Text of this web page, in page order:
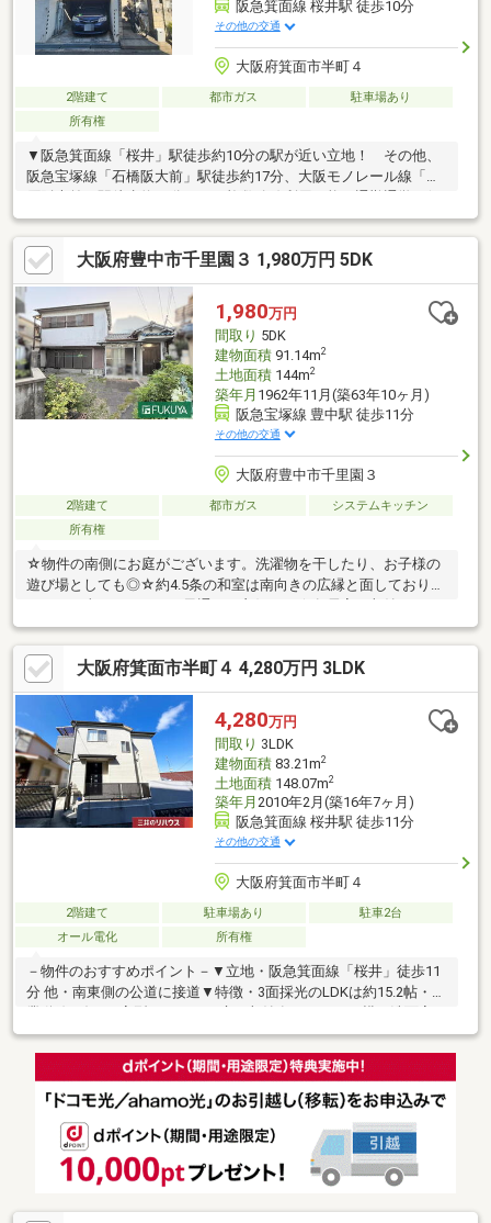
阪急箕面線 桜井駅 徒歩10分
その他の交通
大阪府箕面市半町４
2階建て 都市ガス
駐車場あり
所有権
▼阪急箕面線「桜井」駅徒歩約10分の駅が近い立地！ その他、
阪急宝塚線「石橋阪大前」駅徒歩約17分、大阪モノレール線「柴
利！▼周辺にスーパーやコンビニなど毎日使いやすいお買い物施
設が充実しております♪【周辺施設】・フレスコ桜井店：約240ｍ
（徒歩約3分）・阪急オアシス箕面店：約460ｍ（徒歩約6分）・
ファミリーマート箕面半町店：約370ｍ（徒歩約5分）・セブンイ
レブン豊中宮山町2丁目店：約600ｍ（徒歩約8分）・コジマドラ
ッグ箕面店：約460ｍ（徒歩約6分）
大阪府豊中市千里園３ 1,980万円 5DK
1,980万円
間取り 5DK
建物面積91.14m2
土地面積144m2
築年月 1962年11月(築63年10ヶ月)
阪急宝塚線 豊中駅 徒歩11分
その他の交通
大阪府豊中市千里園３
2階建て 都市ガス
システムキッチン
所有権
☆物件の南側にお庭がございます。洗濯物を干したり、お子様の
遊び場としても◎☆約4.5条の和室は南向きの広縁と面しておりま
すので日当たりがよく、風通しも良好です☆各居室に収納スペー
スがございますので、お部屋がすっきり片付きますね☆お風呂は
うれしい追い焚き機能付き。生活リズムの違うご家庭でもいつで
も温かいお風呂に入れます☆キッチンには床下収納がある為、普
段は使わない調味料など置き場所にも困りませんね■暮らしやす
い周辺環境も含め、スタッフがご案内いたします■お家探しの第
一歩としてでも大丈夫ですので、お気軽にお問合せください。ご
連絡心よりお待ちしております。※再建築不可
大阪府箕面市半町４ 4,280万円 3LDK
4,280万円
間取り 3LDK
建物面積83.21m2
土地面積148.07m2
築年月 2010年2月(築16年7ヶ月)
阪急箕面線 桜井駅 徒歩11分
その他の交通
大阪府箕面市半町４
2階建て 駐車場あり
駐車2台
オール電化
所有権
－物件のおすすめポイント－▼立地・阪急箕面線「桜井」徒歩11
分 他・南東側の公道に接道▼特徴・3面採光のLDKは約15.2帖・作
2WAY、家事・生活動線に配慮・各洋室に収納を設置・洋室2部屋
に面する南西向きバルコニー・駐車2台可能(車種による)・室内丁
寧にお使いです▼周辺環境・フレスコ桜井店 徒歩6分(約420m)・
箕面市立西南小学校 徒歩8分(約630m)※容積率は前面道路幅員
詳細はお気軽にお問い合わせください